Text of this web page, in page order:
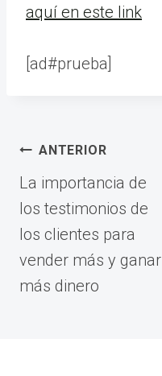
aquí en este link
[ad#prueba]
Navegación
de
entradas
ANTERIOR
La importancia de
los testimonios de
los clientes para
vender más y ganar
más dinero